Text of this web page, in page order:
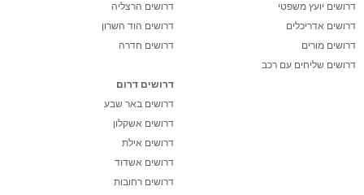
דרושים יועץ משפטי
דרושים אדריכלים
דרושים מורים
דרושים שליחים עם רכב
דרושים הרצליה
דרושים הוד השרון
דרושים חדרה
דרושים דרום
דרושים באר שבע
דרושים אשקלון
דרושים אילת
דרושים אשדוד
דרושים רחובות